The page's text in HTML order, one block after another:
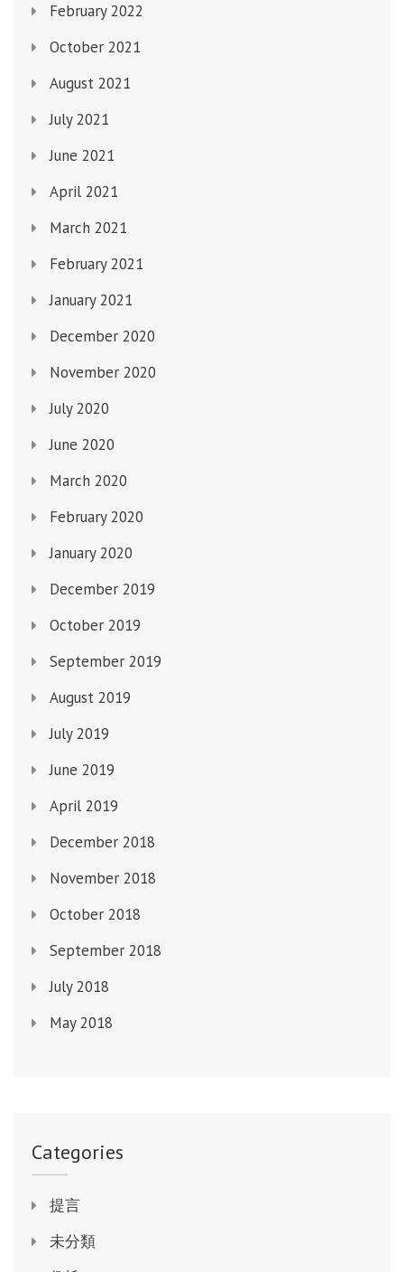
February 2022
October 2021
August 2021
July 2021
June 2021
April 2021
March 2021
February 2021
January 2021
December 2020
November 2020
July 2020
June 2020
March 2020
February 2020
January 2020
December 2019
October 2019
September 2019
August 2019
July 2019
June 2019
April 2019
December 2018
November 2018
October 2018
September 2018
July 2018
May 2018
Categories
提言
未分類